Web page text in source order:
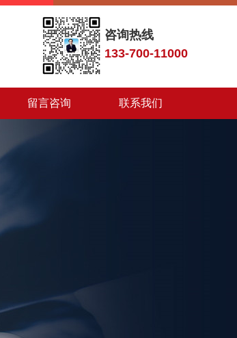
咨询热线
133-700-11000
留言咨询 联系我们